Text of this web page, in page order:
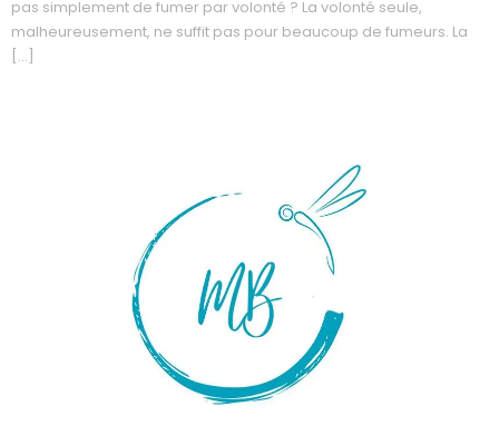
pas simplement de fumer par volonté ? La volonté seule,
malheureusement, ne suffit pas pour beaucoup de fumeurs. La
[…]